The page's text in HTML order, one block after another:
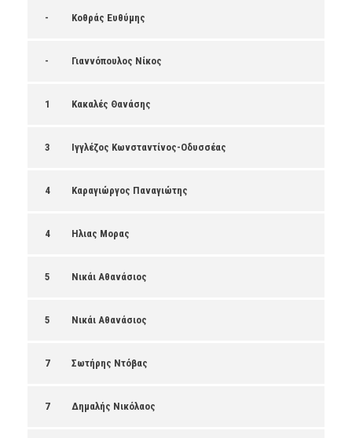
- Κοθράς Ευθύμης
- Γιαννόπουλος Νίκος
1 Κακαλές Θανάσης
3 Ιγγλέζος Κωνσταντίνος-Οδυσσέας
4 Καραγιώργος Παναγιώτης
4 Ηλιας Μορας
5 Νικάι Αθανάσιος
5 Νικάι Αθανάσιος
7 Σωτήρης Ντόβας
7 Δημαλής Νικόλαος